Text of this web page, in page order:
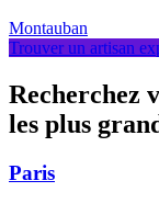
Montauban
Trouver un artisan
Recherchez
les plus
Paris